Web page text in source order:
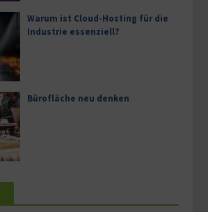
Warum ist Cloud-Hosting für die
Industrie essenziell?
Bürofläche neu denken